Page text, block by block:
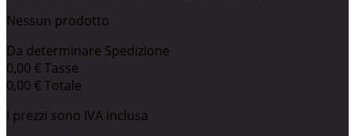
Nessun prodotto
Da determinare Spedizione
0,00 € Tasse
0,00 € Totale
I prezzi sono IVA inclusa